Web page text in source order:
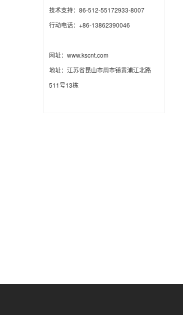
技术支持：86-512-55172933-8007
行动电话：+86-13862390046
网址：www.kscnt.com
地址：江苏省昆山市周市镇黄浦江北路
511号13栋